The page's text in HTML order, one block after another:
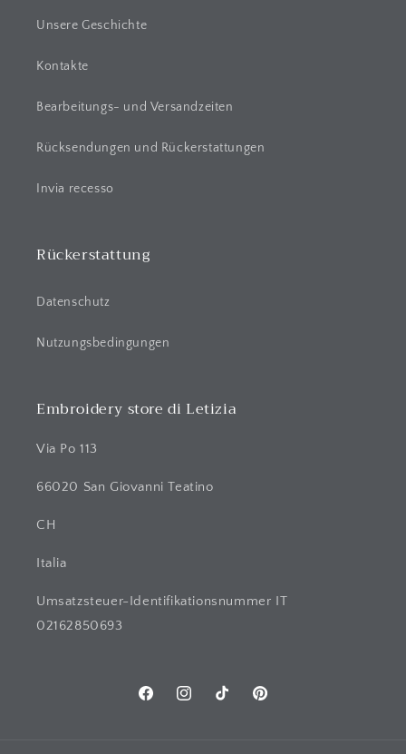
Unsere Geschichte
Kontakte
Bearbeitungs- und Versandzeiten
Rücksendungen und Rückerstattungen
Invia recesso
Rückerstattung
Datenschutz
Nutzungsbedingungen
Embroidery store di Letizia
Via Po 113
66020 San Giovanni Teatino
CH
Italia
Umsatzsteuer-Identifikationsnummer IT
02162850693
FacebookInstagramTikTok Pinterest